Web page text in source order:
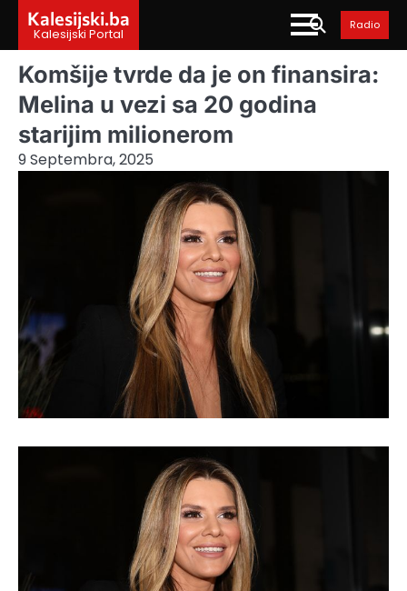
content
Kalesijski.ba
Kalesijski Portal
Radio
Komšije tvrde da je on finansira:
Melina u vezi sa 20 godina
starijim milionerom
9 Septembra, 2025